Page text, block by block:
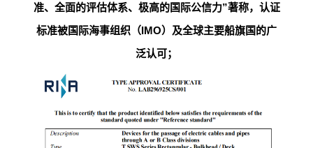
准、全面的评估体系、极高的国际公信力”著称，认证
标准被国际海事组织（IMO）及全球主要船旗国的广
泛认可；